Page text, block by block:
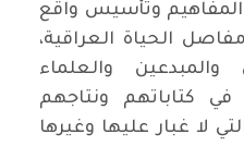
وتأسيس واقع
الحياة العراقية،
والعلماء
في كتاباتهم ونتاجهم
لا غبار عليها وغيرها